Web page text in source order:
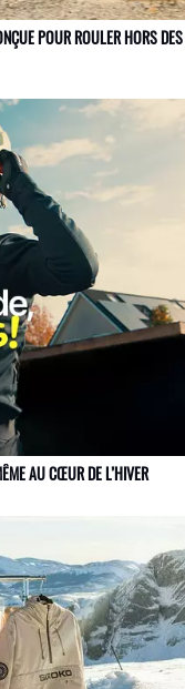
POUR ROULER HORS DES
AU CŒUR DE L’HIVER